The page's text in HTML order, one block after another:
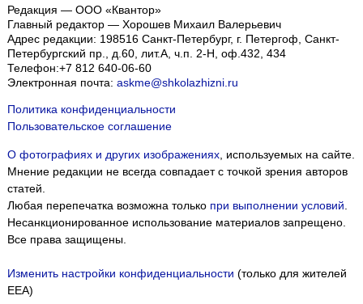
Редакция — ООО «Квантор»
Главный редактор — Хорошев Михаил Валерьевич
Адрес редакции: 198516 Санкт-Петербург, г. Петергоф Санкт-
Петербургский пр., д.60, лит.А, ч.п. 2-Н, оф.432, 434
Телефон:+7 812 640-06-60
Электронная почта: askme@shkolazhizni.ru
Политика конфиденциальности
Пользовательское соглашение
О фотографиях и других изображениях, используемых на сайте.
Мнение редакции не всегда совпадает с точкой зрения авторов
статей.
Любая перепечатка возможна только при выполнении условий
Несанкционированное использование материалов запрещено.
Все права защищены.
Изменить настройки конфиденциальности (только для жителей
EEA)